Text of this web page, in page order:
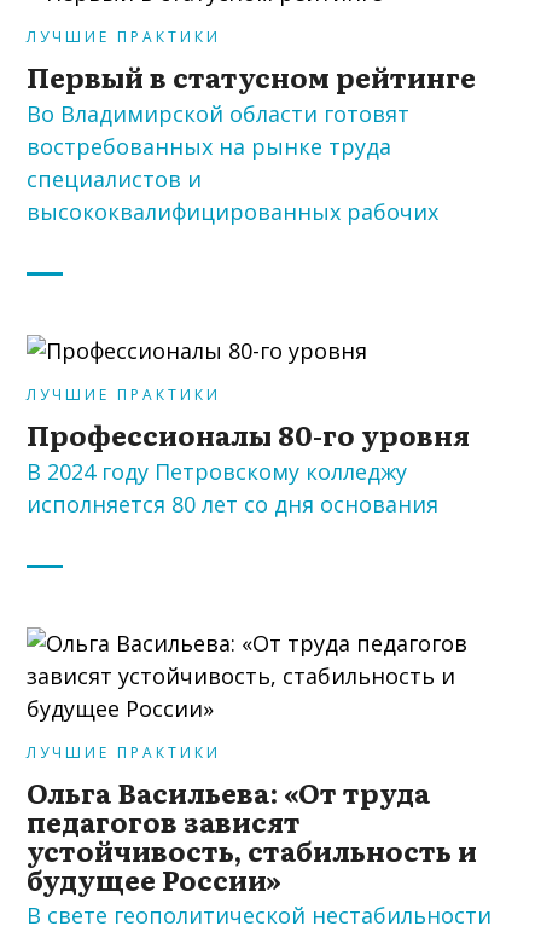
ЛУЧШИЕ ПРАКТИКИ
Первый в статусном рейтинге
Во Владимирской области готовят
востребованных на рынке труда
специалистов и
высококвалифицированных рабочих
ЛУЧШИЕ ПРАКТИКИ
Профессионалы 80-го уровня
В 2024 году Петровскому колледжу
исполняется 80 лет со дня основания
ЛУЧШИЕ ПРАКТИКИ
Ольга Васильева: «От труда
педагогов зависят
устойчивость, стабильность и
будущее России»
В свете геополитической нестабильности